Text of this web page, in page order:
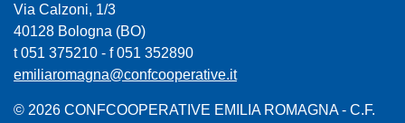
Via Calzoni, 1/3
40128 Bologna (BO)
t 051 375210 - f 051 352890
emiliaromagna@confcooperative.it
© 2026 CONFCOOPERATIVE EMILIA ROMAGNA - C.F.